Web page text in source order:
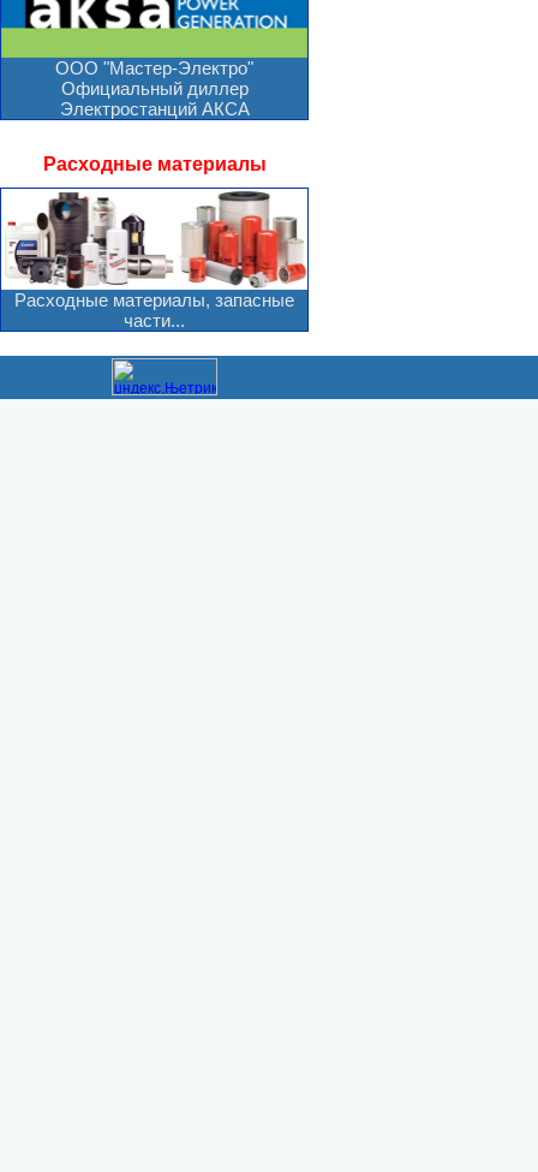
ООО "Мастер-Электро"
Официальный диллер
Электростанций АКСА
Расходные материалы
Расходные материалы, запасные
части...